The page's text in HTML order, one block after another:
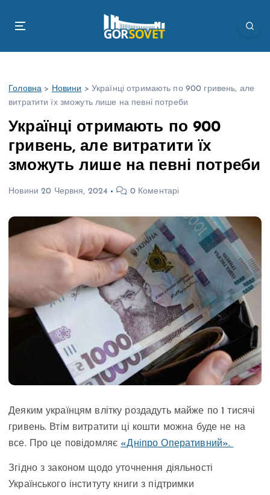
Головна > Новини > Українці отримають по 900 гривень, але
витратити їх зможуть лише на певні потреби
Українці отримають по 900
гривень, але витратити їх
зможуть лише на певні потреби
Новини 20 Червня, 2024 0 Коментарі
Деяким українцям влітку роздадуть майже по 1 тисячі
гривень. Втім витратити ці кошти можна буде не на
все. Про це повідомляє «Дніпро Оперативний».
Згідно з законом щодо уточнення діяльності
Українського інституту книги з підтримки